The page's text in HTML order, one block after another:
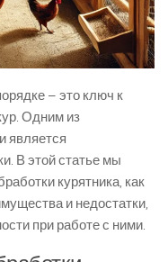
– это ключ к
Одним из
является
В этой статье мы
курятника, как
и недостатки,
при работе с ними.